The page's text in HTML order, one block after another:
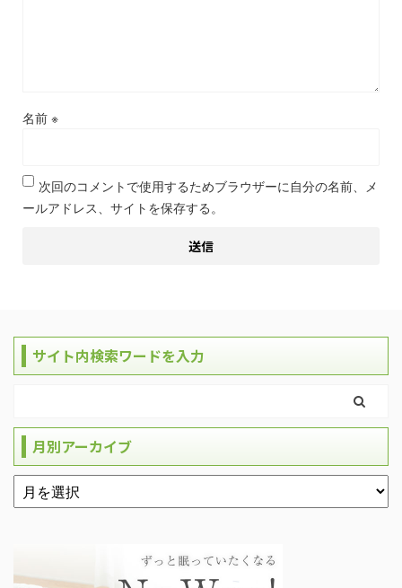
名前 ※
次回のコメントで使用するためブラウザーに自分の名前、メ
ールアドレス、サイトを保存する。
サイト内検索ワードを入力
月別アーカイブ